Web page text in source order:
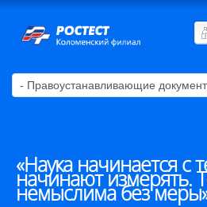
«Наука начинается с
начинают измерять.
немыслима без